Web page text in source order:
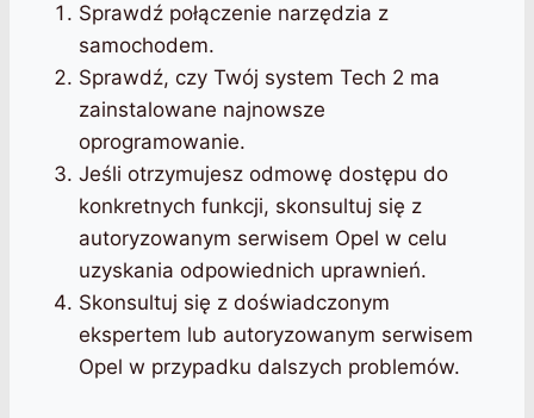
Sprawdź połączenie narzędzia z
samochodem.
Sprawdź, czy Twój system Tech 2 ma
zainstalowane najnowsze
oprogramowanie.
Jeśli otrzymujesz odmowę dostępu do
konkretnych funkcji, skonsultuj się z
autoryzowanym serwisem Opel w celu
uzyskania odpowiednich uprawnień.
Skonsultuj się z doświadczonym
ekspertem lub autoryzowanym serwisem
Opel w przypadku dalszych problemów.